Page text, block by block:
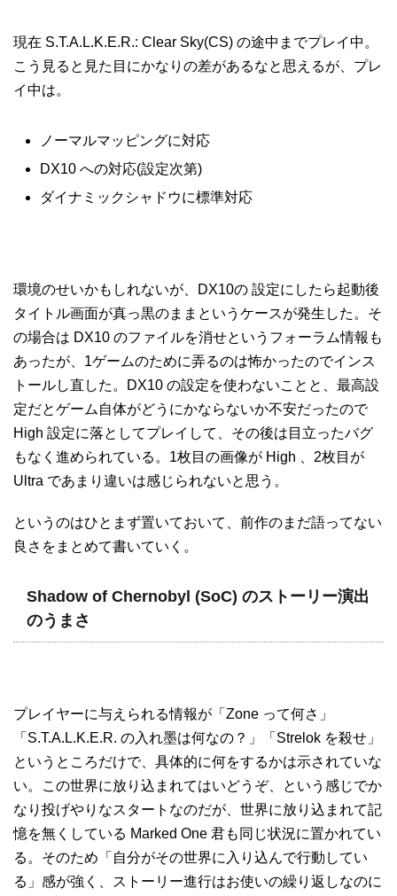
現在 S.T.A.L.K.E.R.: Clear Sky(CS) の途中までプレイ中。
こう見ると見た目にかなりの差があるなと思えるが、プレ
イ中は。
ノーマルマッピングに対応
DX10 への対応(設定次第)
ダイナミックシャドウに標準対応
環境のせいかもしれないが、DX10の 設定にしたら起動後
タイトル画面が真っ黒のままというケースが発生した。そ
の場合は DX10 のファイルを消せというフォーラム情報も
あったが、1ゲームのために弄るのは怖かったのでインス
トールし直した。DX10 の設定を使わないことと、最高設
定だとゲーム自体がどうにかならないか不安だったので
High 設定に落としてプレイして、その後は目立ったバグ
もなく進められている。1枚目の画像が High 、2枚目が
Ultra であまり違いは感じられないと思う。
というのはひとまず置いておいて、前作のまだ語ってない
良さをまとめて書いていく。
Shadow of Chernobyl (SoC) のストーリー演出
のうまさ
プレイヤーに与えられる情報が「Zone って何さ」
「S.T.A.L.K.E.R. の入れ墨は何なの？」「Strelok を殺せ」
というところだけで、具体的に何をするかは示されていな
い。この世界に放り込まれてはいどうぞ、という感じでか
なり投げやりなスタートなのだが、世界に放り込まれて記
憶を無くしている Marked One 君も同じ状況に置かれてい
る。そのため「自分がその世界に入り込んで行動してい
る」感が強く、ストーリー進行はお使いの繰り返しなのに